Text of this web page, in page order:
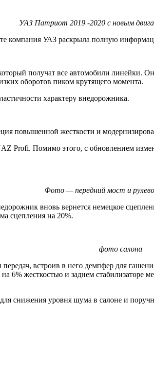
УАЗ Патриот 2019 -2020 с новым
компания УАЗ раскрыла полную
получат все автомобили линейки.
оборотов пиком крутящего момента.
характеру внедорожника.
повышенной жесткости и
Profi. Помимо этого, с обновлением
Фото — передний мост и
вновь вернется немецкое
сцепления на 20%.
фото салона
встроив в него демпфер для
6% жесткостью и заднем
снижения уровня шума в салоне и